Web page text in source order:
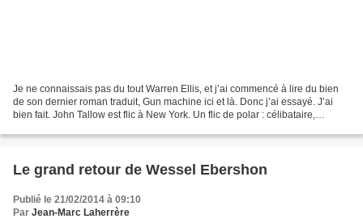
Je ne connaissais pas du tout Warren Ellis, et j’ai commencé à lire du bien
de son dernier roman traduit, Gun machine ici et là. Donc j’ai essayé. J’ai
bien fait. John Tallow est flic à New York. Un flic de polar : célibataire,
Le grand retour de Wessel Ebershon
Publié le 21/02/2014 à 09:10
Par Jean-Marc Laherrère